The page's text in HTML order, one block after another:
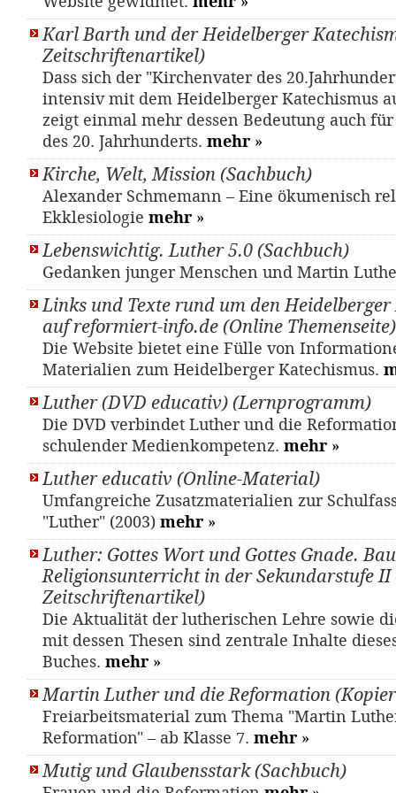
Karl Barth und der Heidelberger
Zeitschriftenartikel)
Dass sich der "Kirchenvater des
intensiv mit dem Heidelberger Katechismus
zeigt einmal mehr dessen Bedeutung auch
des 20. Jahrhunderts. mehr »
Kirche, Welt, Mission (Sachbuch)
Alexander Schmemann – Eine ökumenisch
Ekklesiologie mehr »
Lebenswichtig. Luther 5.0 (Sachbuch)
Gedanken junger Menschen und Martin
Links und Texte rund um den
auf reformiert-info.de (Online Themenseite)
Die Website bietet eine Fülle von
Materialien zum Heidelberger Katechismus.
Luther (DVD educativ) (Lernprogramm)
Die DVD verbindet Luther und die
schulender Medienkompetenz. mehr »
Luther educativ (Online-Material)
Umfangreiche Zusatzmaterialien zur
"Luther" (2003) mehr »
Luther: Gottes Wort und Gottes Gnade.
Religionsunterricht in der Sekundarstufe II
Zeitschriftenartikel)
Die Aktualität der lutherischen Lehre sowie
mit dessen Thesen sind zentrale Inhalte
Buches. mehr »
Martin Luther und die Reformation
Freiarbeitsmaterial zum Thema "Martin
Reformation" – ab Klasse 7. mehr »
Mutig und Glaubensstark (Sachbuch)